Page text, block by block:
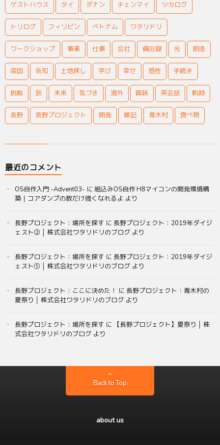
ゲストハウス タイ ダナン チェンマイ ツカログ
トリログ フィリピン ベトナム ワタリドリ
ワークショップ 事業 仕事 会社 備忘録 光 創造
南国 告知 土地探し 学び 幸せ 感性 手続き
挑戦 旅 未来 気づき 海外 興味 英会話 軌跡
長野 長野プロジェクト 開発 雑記 青木村 食べ物
最近のコメント
OS自作入門 -Advent03- に 組込みOS自作 H8マイコンの開発環境構
築｜コアダンプの数だけ強くなれるよ より
長野プロジェクト：場所を探す に 長野プロジェクト：2019年ダイジ
ェスト② │ 株式会社ワタリドリのブログ より
長野プロジェクト：場所を探す に 長野プロジェクト：2019年ダイジ
ェスト① │ 株式会社ワタリドリのブログ より
長野プロジェクト：ここに決めた！ に 長野プロジェクト：青木村の
夏祭り │ 株式会社ワタリドリのブログ より
長野プロジェクト：場所を探す に
【長野プロジェクト】夏祭り │ 株
式会社ワタリドリのブログ より
Back to Top
about us